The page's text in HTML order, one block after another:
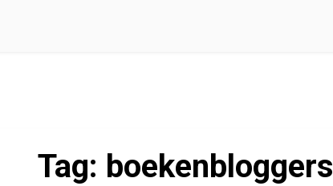
Tag: boekenbloggers